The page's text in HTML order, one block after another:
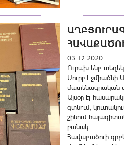
ՎԱՔԱԾՈՒԻ
03 12 2020
Ուրախ ենք
Սուրբ Էջմիածնի
մատենագրական
Այսօր էլ
գտնում,
շինում
բանակ:
Հավաքածուի